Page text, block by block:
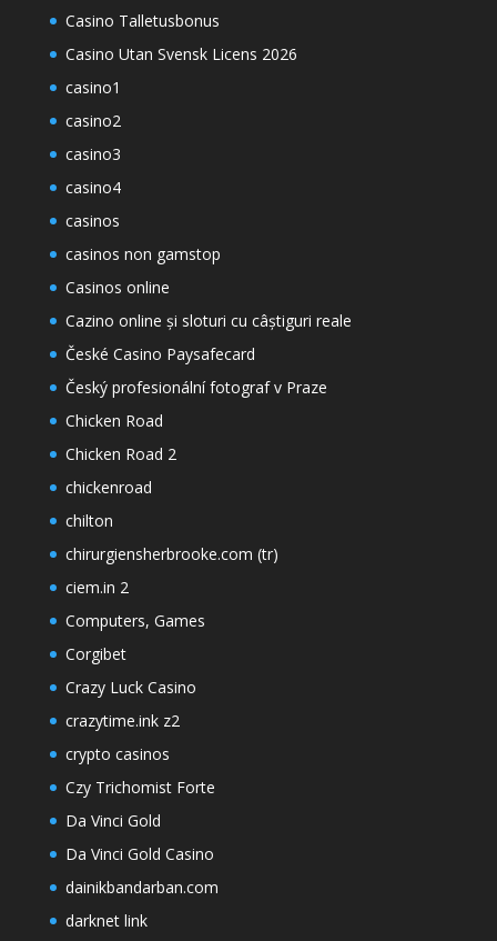
Casino Talletusbonus
Casino Utan Svensk Licens 2026
casino1
casino2
casino3
casino4
casinos
casinos non gamstop
Casinos online
Cazino online și sloturi cu câștiguri reale
České Casino Paysafecard
Český profesionální fotograf v Praze
Chicken Road
Chicken Road 2
chickenroad
chilton
chirurgiensherbrooke.com (tr)
ciem.in 2
Computers, Games
Corgibet
Crazy Luck Casino
crazytime.ink z2
crypto casinos
Czy Trichomist Forte
Da Vinci Gold
Da Vinci Gold Casino
dainikbandarban.com
darknet link